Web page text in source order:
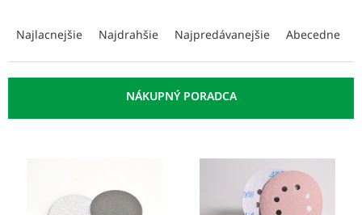
e
n
e
Najlacnejšie Najdrahšie Najpredávanejšie Abecedne